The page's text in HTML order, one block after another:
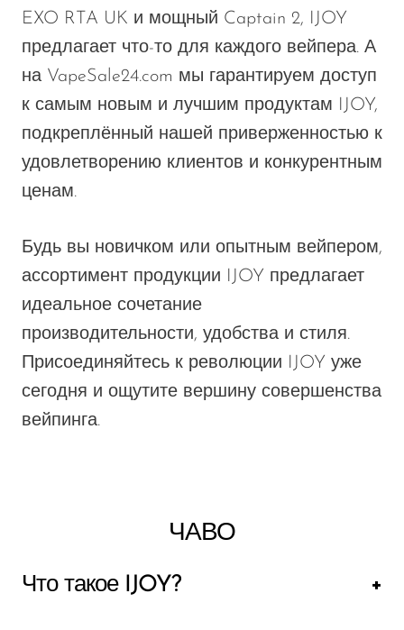
EXO RTA UK и мощный Captain 2, IJOY
предлагает что-то для каждого вейпера. А
на VapeSale24.com мы гарантируем доступ
к самым новым и лучшим продуктам IJOY,
подкреплённый нашей приверженностью к
удовлетворению клиентов и конкурентным
ценам.
Будь вы новичком или опытным вейпером,
ассортимент продукции IJOY предлагает
идеальное сочетание
производительности, удобства и стиля.
Присоединяйтесь к революции IJOY уже
сегодня и ощутите вершину совершенства
вейпинга.
ЧАВО
Что такое IJOY?